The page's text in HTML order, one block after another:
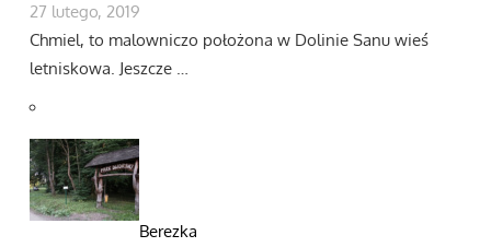
27 lutego, 2019
Chmiel, to malowniczo położona w Dolinie Sanu wieś
letniskowa. Jeszcze …
Berezka